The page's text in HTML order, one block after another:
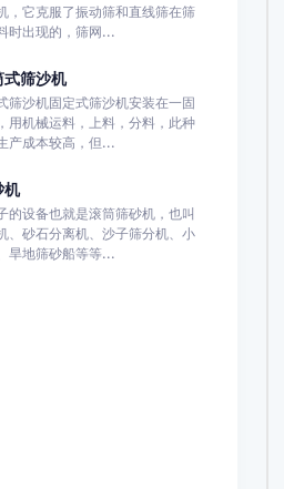
，它克服了振动筛和直线筛在筛
出现的，筛网...
式筛沙机
筛沙机固定式筛沙机安装在一固
用机械运料，上料，分料，此种
成本较高，但...
机
设备也就是滚筒筛砂机，也叫
、砂石分离机、沙子筛分机、小
、旱地筛砂船等等...